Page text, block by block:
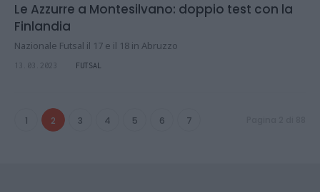
Le Azzurre a Montesilvano: doppio test con la
Finlandia
Nazionale Futsal il 17 e il 18 in Abruzzo
13.03.2023 FUTSAL
1 2 3 4 5 6 7